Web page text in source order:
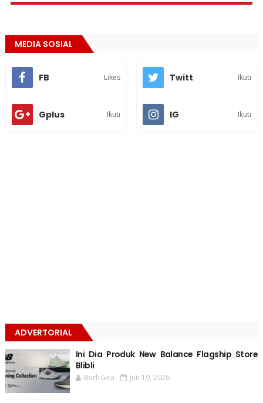
MEDIA SOSIAL
FB Likes Twitt Ikuti
Gplus Ikuti IG Ikuti
ADVERTORIAL
Ini Dia Produk New Balance Flagship Store
Blibli
Budi Gea Jun 19, 2026